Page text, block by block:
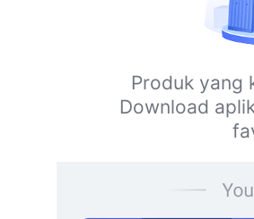
Produk yang
Download